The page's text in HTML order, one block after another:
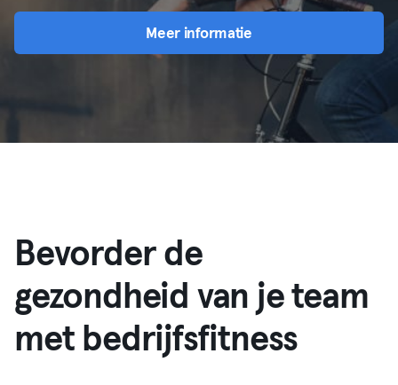
Meer informatie
Bevorder de
gezondheid van je team
met bedrijfsfitness